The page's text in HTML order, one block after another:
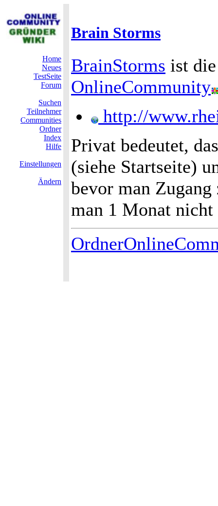
Brain Storms
Home
Neues
TestSeite
Forum
Suchen
Teilnehmer
Communities
Ordner
Index
Hilfe
Einstellungen
Ändern
BrainStorms ist
OnlineCommunity
http://
Privat bedeutet,
(siehe Startseite)
bevor man
man 1 Monat